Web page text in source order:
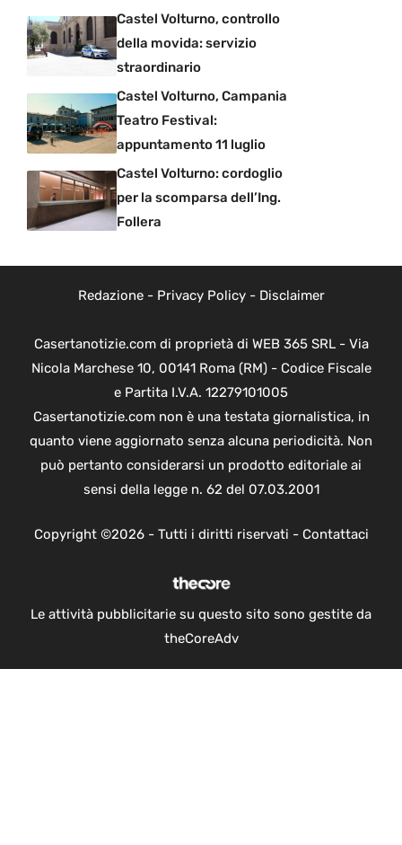
Castel Volturno, controllo
della movida: servizio
straordinario
Castel Volturno, Campania
Teatro Festival:
appuntamento 11 luglio
Castel Volturno: cordoglio
per la scomparsa dell’Ing.
Follera
Redazione- Privacy Policy- Disclaimer
Casertanotizie.com di proprietà di WEB 365 SRL - Via
Nicola Marchese 10, 00141 Roma (RM) - Codice Fiscale
e Partita I.V.A. 12279101005
Casertanotizie.com non è una testata giornalistica, in
quanto viene aggiornato senza alcuna periodicità. Non
può pertanto considerarsi un prodotto editoriale ai
sensi della legge n. 62 del 07.03.2001
Copyright ©2026 - Tutti i diritti riservati - Contattaci
Le attività pubblicitarie su questo sito sono gestite da
theCoreAdv